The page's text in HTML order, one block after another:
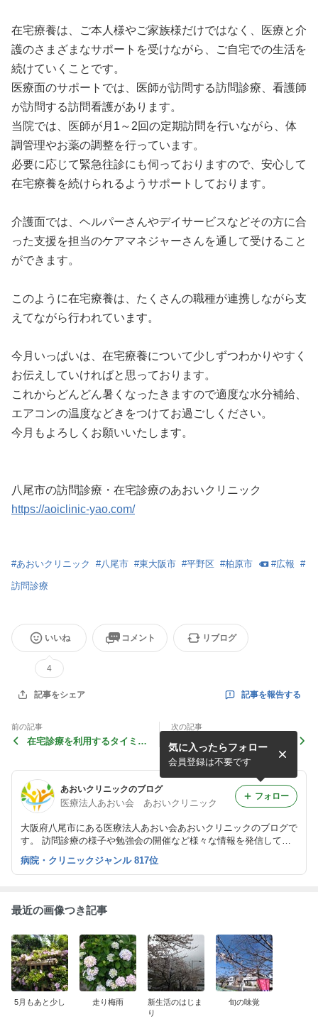
在宅療養は、ご本人様やご家族様だけではなく、医療と介
護のさまざまなサポートを受けながら、ご自宅での生活を
続けていくことです。
医療面のサポートでは、医師が訪問する訪問診療、看護師
が訪問する訪問看護があります。
当院では、医師が月1～2回の定期訪問を行いながら、体
調管理やお薬の調整を行っています。
必要に応じて緊急往診にも伺っておりますので、安心して
在宅療養を続けられるようサポートしております。
介護面では、ヘルパーさんやデイサービスなどその方に合
った支援を担当のケアマネジャーさんを通して受けること
ができます。
このように在宅療養は、たくさんの職種が連携しながら支
えてながら行われています。
今月いっぱいは、在宅療養について少しずつわかりやすく
お伝えしていければと思っております。
これからどんどん暑くなったきますので適度な水分補給、
エアコンの温度などきをつけてお過ごしください。
今月もよろしくお願いいたします。
八尾市の訪問診療・在宅診療のあおいクリニック
https://aoiclinic-yao.com/
#あおいクリニック #八尾市 #東大阪市 #平野区 #柏原市 #広報 #
訪問診療
いいね
4
コメント リブログ
記事をシェア 記事を報告する
前の記事
在宅診療を利用するタイミン
次の記事
在宅診療をお考えの皆様へ
あおいクリニックのブログ
医療法人あおい会 あおいクリニック
大阪府八尾市にある医療法人あおい会あおいクリニックのブログで
す。 訪問診療の様子や勉強会の開催など様々な情報を発信してい
きます。
気に入ったらフォロー
会員登録は不要です
フォロー
病院・クリニックジャンル 817位
最近の画像つき記事
5月もあと少し 走り梅雨
新生活のはじま
り
旬の味覚